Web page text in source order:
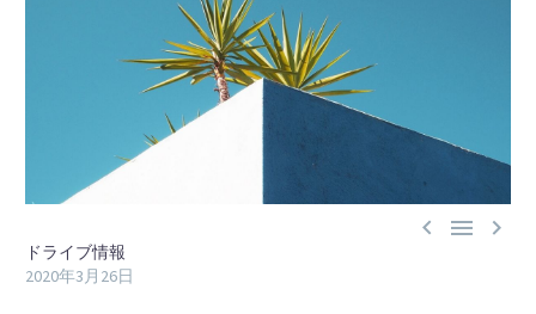
  
ドライブ情報
2020年3月26日